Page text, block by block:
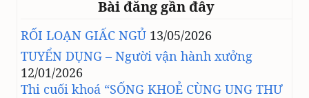
Bài đăng gần đây
RỐI LOẠN GIẤC NGỦ 13/05/2026
TUYỂN DỤNG – Người vận hành xưởng
12/01/2026
Thi cuối khoá “SỐNG KHOẺ CÙNG UNG THƯ